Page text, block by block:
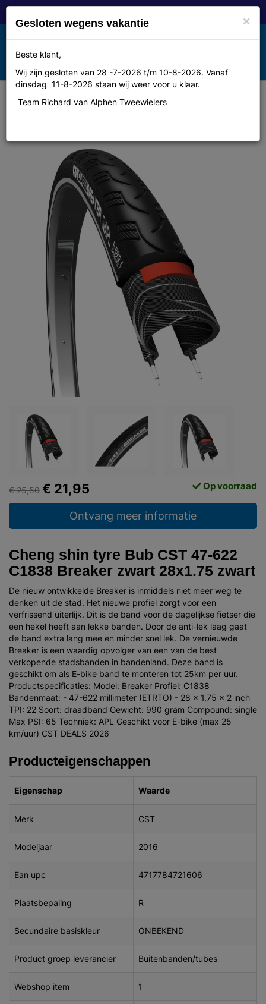
Toggle
navigation
MENU
Cheng shin tyre Bub CST 47-622
€ 25,50 € 21,95 Op voorraad
Ontvang meer informatie
Cheng shin tyre Bub CST 47-622
C1838 Breaker zwart 28x1.75 zwart
De nieuw ontwikkelde Breaker is inmiddels niet meer weg te
denken uit de stad. Het nieuwe profiel zorgt voor een
verfrissend uiterlijk. Dit is de band voor de dagelijkse fietser die
een hekel heeft aan lekke banden. Door de anti-lek laag gaat
de band extra lang mee en minder snel lek. De vernieuwde
Breaker is een waardig opvolger van een van de best
verkopende stadsbanden in bandenland. Deze band is
geschikt om als E-bike band te monteren tot 25km per uur.
Productspecificaties: Model: Breaker Profiel: C1838
Bandenmaat: - 47-622 millimeter (ETRTO) - 28 x 1.75 x 2 inch
TPI: 22 Soort: draadband Gewicht: 990 gram Compound: single
Max PSI: 65 Techniek: APL Geschikt voor E-bike (max 25
km/uur) CST DEALS 2026
Producteigenschappen
Eigenschap Waarde
Merk CST
Modeljaar 2016
Ean upc 4717784721606
Plaatsbepaling R
Secundaire basiskleur ONBEKEND
Product groep leverancier Buitenbanden/tubes
Webshop item 1
×
Gesloten wegens vakantie
Beste klant,
Wij zijn gesloten van 28 -7-2026 t/m 10-8-2026. Vanaf
dinsdag 11-8-2026 staan wij weer voor u klaar.
Team Richard van Alphen Tweewielers